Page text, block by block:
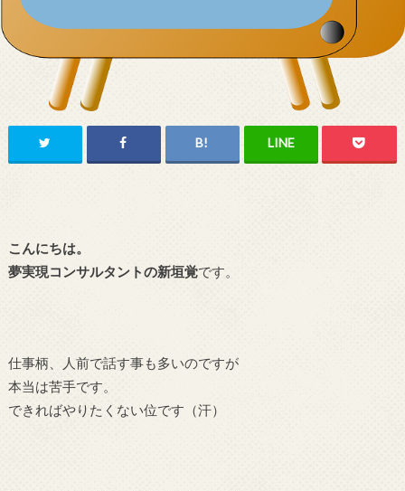
こんにちは。
夢実現コンサルタントの新垣覚です。
仕事柄、人前で話す事も多いのですが
本当は苦手です。
できればやりたくない位です（汗）